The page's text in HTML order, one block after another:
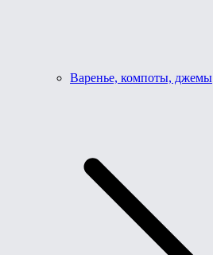
Варенье, компоты, джемы